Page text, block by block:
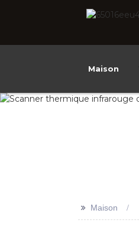
Maison
>> Maison